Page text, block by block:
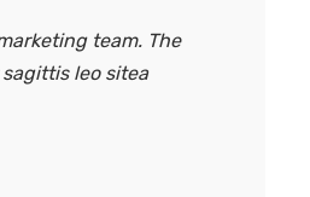
team. The
leo sitea